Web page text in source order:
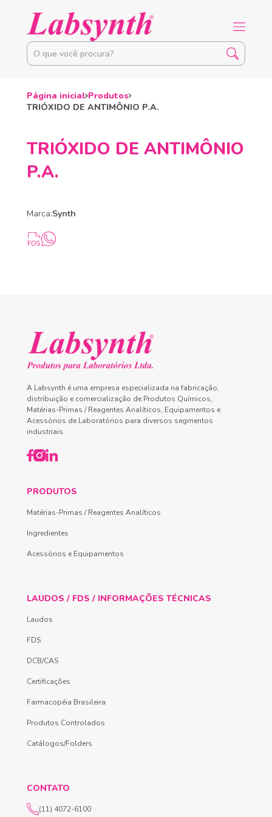
Página inicial Produtos
TRIÓXIDO DE ANTIMÔNIO P.A.
TRIÓXIDO DE ANTIMÔNIO
P.A.
Marca:Synth
A Labsynth é uma empresa especializada na fabricação,
distribuição e comercialização de Produtos Químicos,
Matérias-Primas / Reagentes Analíticos, Equipamentos e
Acessórios de Laboratórios para diversos segmentos
industriais.
PRODUTOS
Matérias-Primas / Reagentes Analíticos
Ingredientes
Acessórios e Equipamentos
LAUDOS / FDS / INFORMAÇÕES TÉCNICAS
Laudos
FDS
DCB/CAS
Certificações
Farmacopéia Brasileira
Produtos Controlados
Catálogos/Folders
CONTATO
(11) 4072-6100